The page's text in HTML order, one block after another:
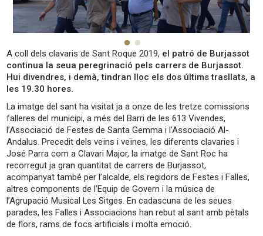
A coll dels clavaris de Sant Roque 2019, el patró de Burjassot
continua la seua peregrinació pels carrers de Burjassot.
Hui divendres, i demà, tindran lloc els dos últims trasllats, a
les 19.30 hores.
La imatge del sant ha visitat ja a onze de les tretze comissions
falleres del municipi, a més del Barri de les 613 Vivendes,
l’Associació de Festes de Santa Gemma i l’Associació Al-
Andalus. Precedit dels veïns i veïnes, les diferents clavaries i
José Parra com a Clavari Major, la imatge de Sant Roc ha
recorregut ja gran quantitat de carrers de Burjassot,
acompanyat també per l’alcalde, els regidors de Festes i Falles,
altres components de l’Equip de Govern i la música de
l’Agrupació Musical Les Sitges. En cadascuna de les seues
parades, les Falles i Associacions han rebut al sant amb pètals
de flors, rams de focs artificials i molta emoció.